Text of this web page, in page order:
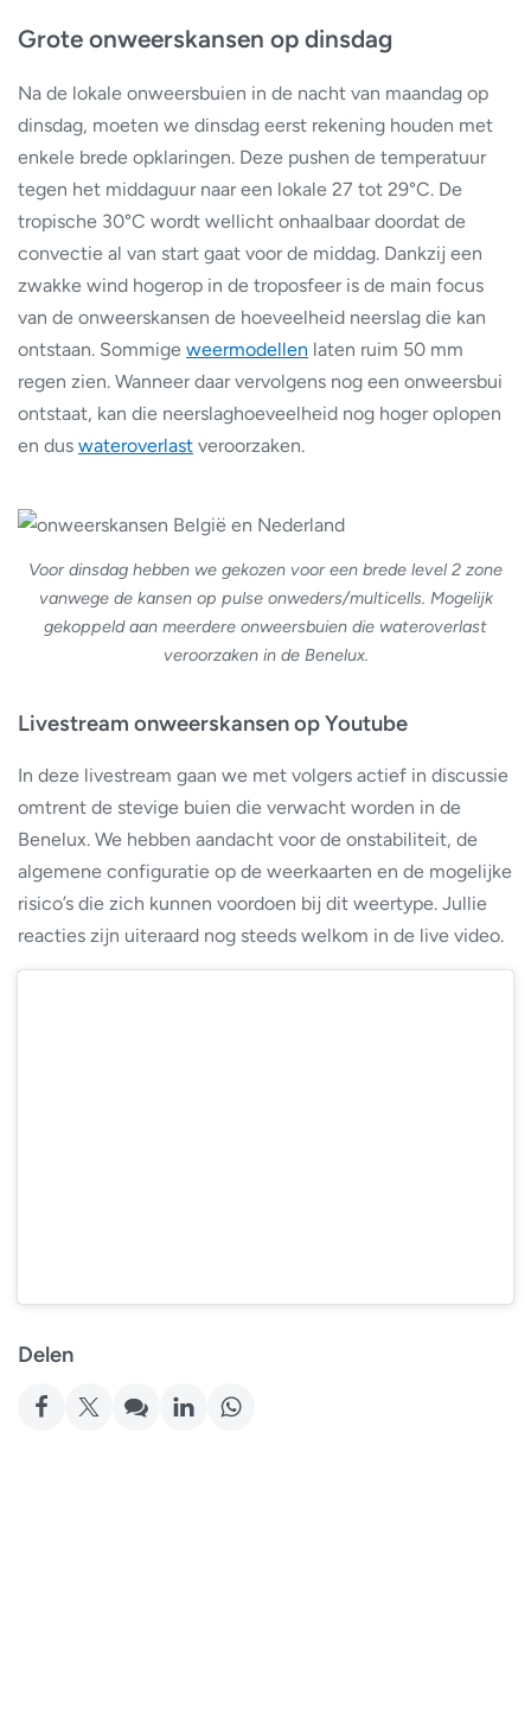
Grote onweerskansen op dinsdag
Na de lokale onweersbuien in de nacht van maandag op
dinsdag, moeten we dinsdag eerst rekening houden met
enkele brede opklaringen. Deze pushen de temperatuur
tegen het middaguur naar een lokale 27 tot 29°C. De
tropische 30°C wordt wellicht onhaalbaar doordat de
convectie al van start gaat voor de middag. Dankzij een
zwakke wind hogerop in de troposfeer is de main focus
van de onweerskansen de hoeveelheid neerslag die kan
ontstaan. Sommige weermodellen laten ruim 50 mm
regen zien. Wanneer daar vervolgens nog een onweersbui
ontstaat, kan die neerslaghoeveelheid nog hoger oplopen
en dus wateroverlast veroorzaken.
Voor dinsdag hebben we gekozen voor een brede level 2 zone
vanwege de kansen op pulse onweders/multicells. Mogelijk
gekoppeld aan meerdere onweersbuien die wateroverlast
veroorzaken in de Benelux.
Livestream onweerskansen op Youtube
In deze livestream gaan we met volgers actief in discussie
omtrent de stevige buien die verwacht worden in de
Benelux. We hebben aandacht voor de onstabiliteit, de
algemene configuratie op de weerkaarten en de mogelijke
risico’s die zich kunnen voordoen bij dit weertype. Jullie
reacties zijn uiteraard nog steeds welkom in de live video.
Delen